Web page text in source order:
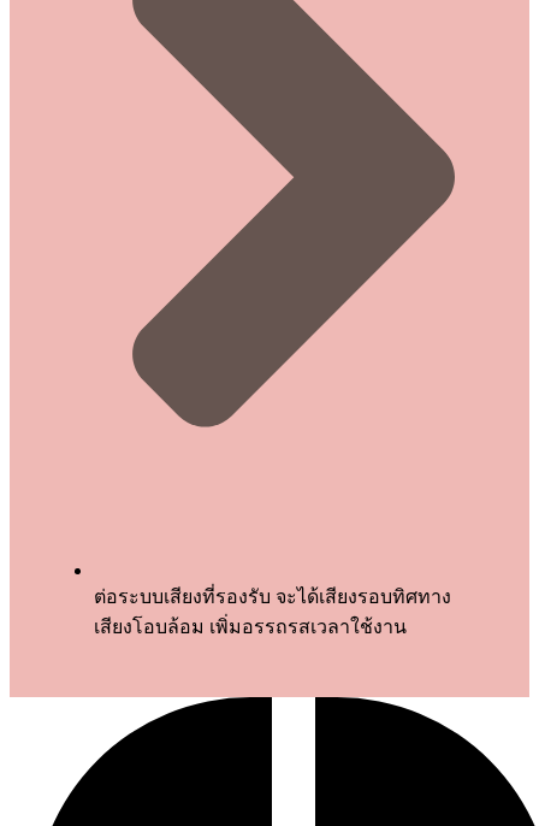
ต่อระบบเสียงที่รองรับ จะได้เสียงรอบทิศทาง
เสียงโอบล้อม เพิ่มอรรถรสเวลาใช้งาน